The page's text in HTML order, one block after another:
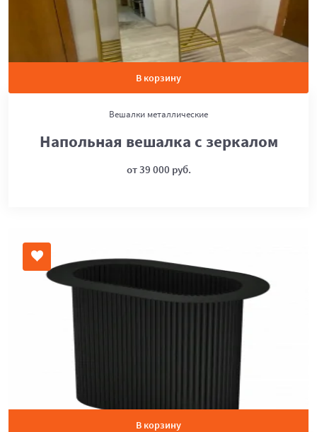
В корзину
Вешалки металлические
Напольная вешалка с зеркалом
от 39 000 руб.
В корзину